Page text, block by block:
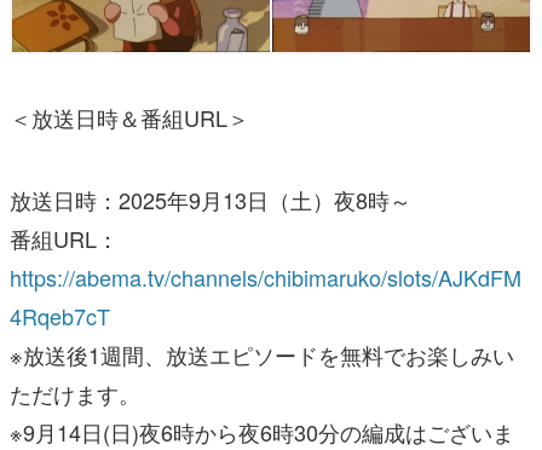
＜放送日時＆番組URL＞
放送日時：2025年9月13日（土）夜8時～
番組URL：
https://abema.tv/channels/chibimaruko/slots/AJKdFM
4Rqeb7cT
※放送後1週間、放送エピソードを無料でお楽しみい
ただけます。
※9月14日(日)夜6時から夜6時30分の編成はございま